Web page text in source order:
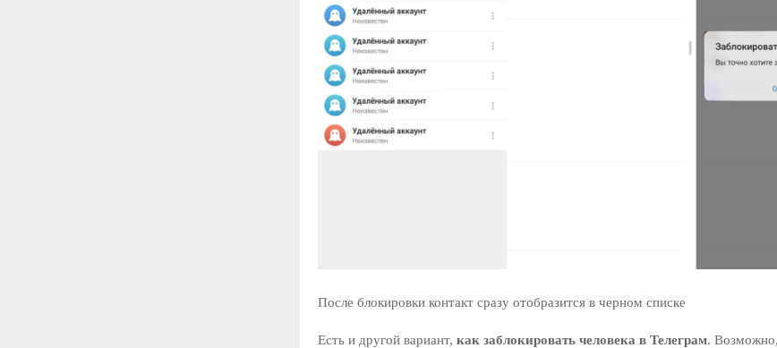
После блокировки контакт сразу отобразится в черном списке
Есть и другой вариант, как заблокировать человека в Телеграм.